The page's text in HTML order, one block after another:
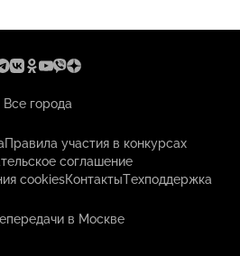
Все города
Правила участия в конкурсах
соглашение
cookiesКонтактыТехподдержка
в Москве